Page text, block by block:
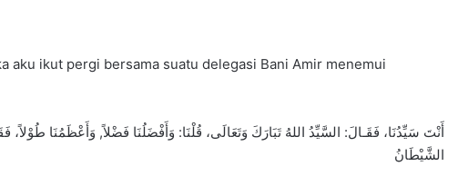
aku ikut pergi bersama suatu delegasi Bani Amir menemui
أَنْتَ سَيِّدُنَا، فَقَـالَ: السَّيِّدُ اللهُ تَبَارَكَ وَتَعَالَى، قُلْنَا: وَأَفْضَلُنَا فَضْلاً, وَأَعْظَمُنَا
الشَّيْطَانُ